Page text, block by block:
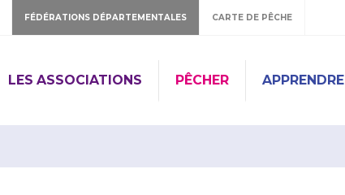
FÉDÉRATIONS DÉPARTEMENTALES CARTE DE PÊCHE
LES ASSOCIATIONS PÊCHER APPRENDRE